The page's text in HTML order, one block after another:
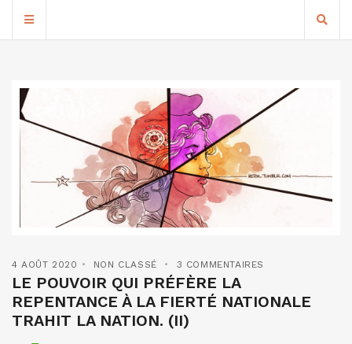
4 AOÛT 2020 NON CLASSÉ 3 COMMENTAIRES
LE POUVOIR QUI PRÉFÈRE LA
REPENTANCE À LA FIERTÉ NATIONALE
TRAHIT LA NATION. (II)